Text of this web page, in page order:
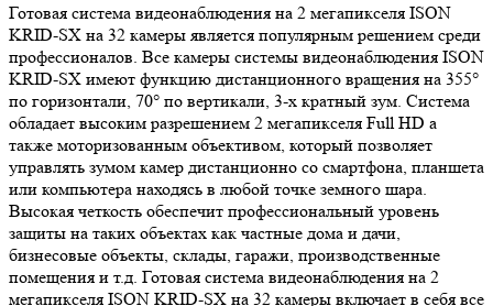
Готовая система видеонаблюдения на 2 мегапикселя ISON
KRID-SX на 32 камеры является популярным решением среди
профессионалов. Все камеры системы видеонаблюдения ISON
KRID-SX имеют функцию дистанционного вращения на 355°
по горизонтали, 70° по вертикали, 3-х кратный зум. Система
обладает высоким разрешением 2 мегапикселя Full HD а
также моторизованным объективом, который позволяет
управлять зумом камер дистанционно со смартфона, планшета
или компьютера находясь в любой точке земного шара.
Высокая четкость обеспечит профессиональный уровень
защиты на таких объектах как частные дома и дачи,
бизнесовые объекты, склады, гаражи, производственные
помещения и т.д. Готовая система видеонаблюдения на 2
мегапикселя ISON KRID-SX на 32 камеры включает в себя все